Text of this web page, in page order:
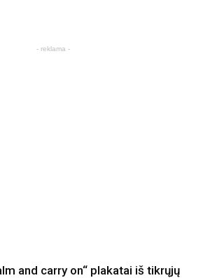
- reklama -
and carry on“ plakatai iš tikrųjų